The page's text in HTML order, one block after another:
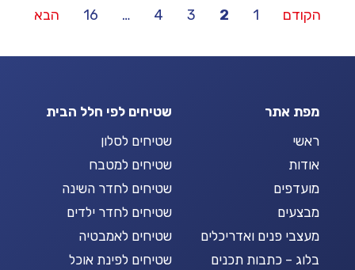
Posts
הקודם 1
2
3
4
…
16 הבא
מפת אתר
ראשי
אודות
מועדפים
מבצעים
מעצבי פנים ואדריכלים
בלוג – כתבות תכנים
שטיחים לפי חלל הבית
שטיחים לסלון
שטיחים למטבח
שטיחים לחדר השינה
שטיחים לחדר ילדים
שטיחים לאמבטיה
שטיחים לפינת אוכל